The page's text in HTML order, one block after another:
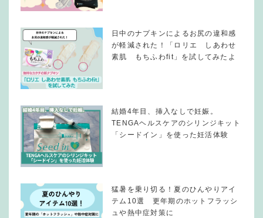
日中のナプキンによるお尻の違和感
が軽減された！「ロリエ しあわせ
素肌 もちふわfit」を試してみたよ
結婚4年目、挿入なしで妊娠。
TENGAヘルスケアのシリンジキット
「シードイン」を使った妊活体験
猛暑を乗り切る！夏のひんやりアイ
テム10選 更年期のホットフラッシ
ュや熱中症対策に